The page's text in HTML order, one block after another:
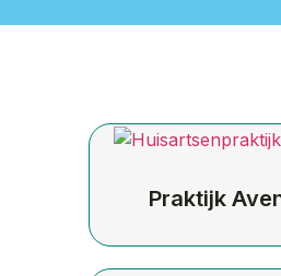
Praktijk